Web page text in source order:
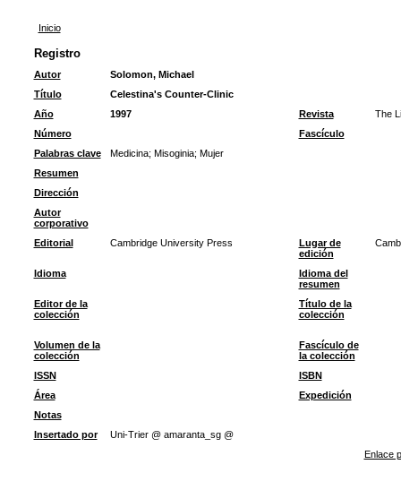
Inicio
Registro
Autor
Solomon, Michael
Título
Celestina's Counter-Clinic
Año
1997 Revista
The
Número
Fascículo
Palabras clave
Medicina; Misoginia; Mujer
Resumen
Dirección
Autor
corporativo
Editorial
Cambridge University Press
Lugar de
edición
Idioma
Idioma del
resumen
Editor de la
colección
Título de la
colección
Volumen de la
colección
Fascículo de
la colección
ISSN
ISBN
Área
Expedición
Notas
Insertado por
Uni-Trier @ amaranta_sg @
Enlace